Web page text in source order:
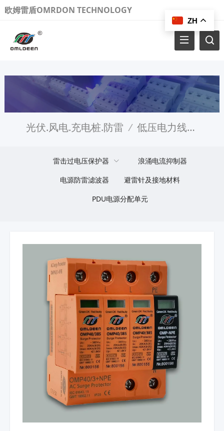
欧姆雷盾OMRDON TECHNOLOGY
光伏.风电.充电桩.防雷 / 低压电力线路防雷
雷击过电压保护器
浪涌电流抑制器
电源防雷滤波器
避雷针及接地材料
PDU电源分配单元
ZH